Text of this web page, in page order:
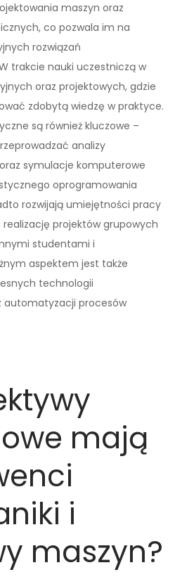
maszyn oraz
co pozwala im na
rozwiązań
trakcie nauki uczestniczą w
oraz projektowych, gdzie
zdobytą wiedzę w praktyce.
są również kluczowe –
analizy
symulacje komputerowe
oprogramowania
rozwijają umiejętności pracy
realizację projektów grupowych
studentami i
aspektem jest także
technologii
automatyzacji procesów
mają
i
maszyn?